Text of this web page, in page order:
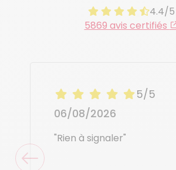
4.4/5
5869 avis certifiés
5/5
06/08/2026
"Rien à signaler"